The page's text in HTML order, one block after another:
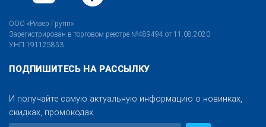
ООО «Ривер Групп»
Зарегистрирован в торговом реестре №489494 от 11.08.2020
УНП 191125853
ПОДПИШИТЕСЬ НА РАССЫЛКУ
И получайте самую актуальную информацию о новинках,
скидках, промокодах